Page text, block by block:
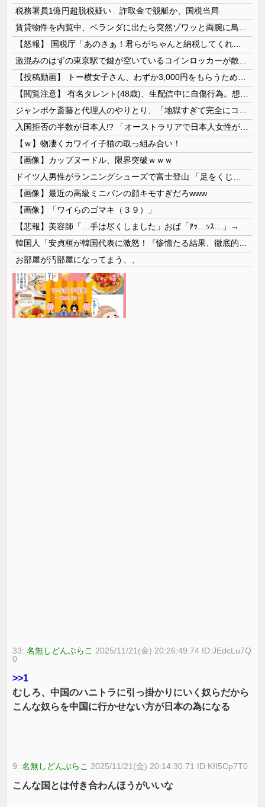
税務署員1億円超脱税疑い 詐取金で競艇か、国税当局
【ｗ】物凄くカワイイ子猫の取っ組み合い！
【画像】カップヌードル、限界突破ｗｗｗ
【画像】最近の高級ミニバンの顔キモすぎだろwww
【画像】「ワイらのゴマキ（３９）」
【悲報】美容師「…手は尽くしました」おば「ｱｯ…ｯｽ…」→
お部屋が汚部屋になってまう、、
33:名無しどんぶらこ 2025/11/21(金) 20:26:49.74 ID:JEdcLu7Q
0
>>1
むしろ、中国のハニトラに引っ掛かりにいく奴らだから
こんな奴らを中国に行かせない方が日本の為になる
9:名無しどんぶらこ 2025/11/21(金) 20:14:30.71 ID:KfI5Cp7T0
こんな国とは付き合わんほうがいいな